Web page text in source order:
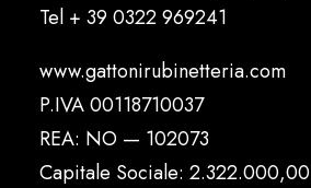
Tel + 39 0322 969241
www.gattonirubinetteria.com
P.IVA 00118710037
REA: NO — 102073
Capitale Sociale: 2.322.000,00